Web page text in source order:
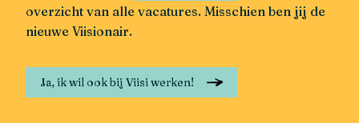
overzicht van alle vacatures. Misschien ben jij de
nieuwe Viisionair.
Ja, ik wil ook bij Viisi werken!